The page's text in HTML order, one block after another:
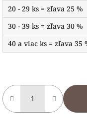
20 - 29 ks = zľava 25 %
30 - 39 ks = zľava 30 %
40 a viac ks = zľava 35